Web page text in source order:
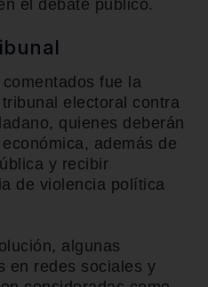
el debate público.
fue la
electoral contra
quienes deberán
además de
y recibir
de violencia política
algunas
en redes sociales y